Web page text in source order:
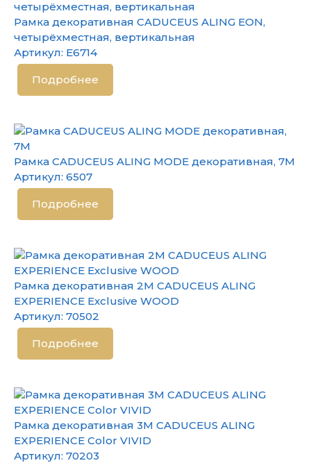
Рамка декоративная CADUCEUS ALING EON,
четырёхместная, вертикальная
Артикул: E6714
Подробнее
Рамка CADUCEUS ALING MODE декоративная, 7М
Артикул: 6507
Подробнее
Рамка декоративная 2М CADUCEUS ALING
EXPERIENCE Exclusive WOOD
Артикул: 70502
Подробнее
Рамка декоративная 3М CADUCEUS ALING
EXPERIENCE Color VIVID
Артикул: 70203